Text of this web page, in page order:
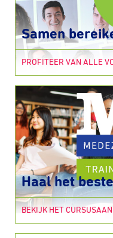
Samen
PROFITEER VAN ALLE
Haal het
BEKIJK HET